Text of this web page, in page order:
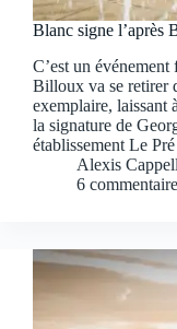
Blanc signe l’après
C’est un
Billoux va se retirer
exemplaire, laissant
la signature de
établissement Le
Alexis
6